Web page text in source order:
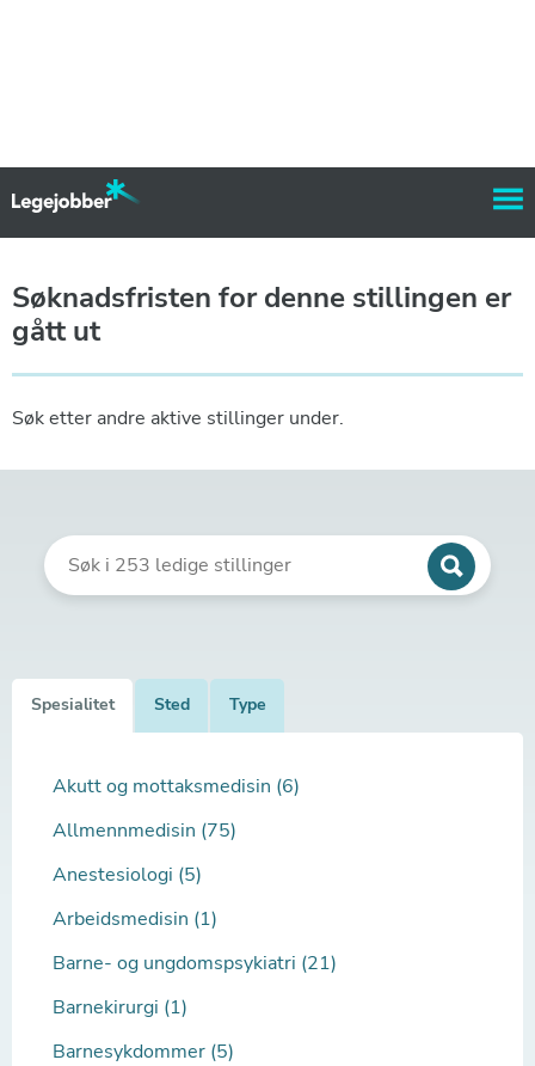
Søknadsfristen for denne stillingen er
gått ut
Søk etter andre aktive stillinger under.
Spesialitet Sted Type
Akutt og mottaksmedisin (6)
Allmennmedisin (75)
Anestesiologi (5)
Arbeidsmedisin (1)
Barne- og ungdomspsykiatri (21)
Barnekirurgi (1)
Barnesykdommer (5)